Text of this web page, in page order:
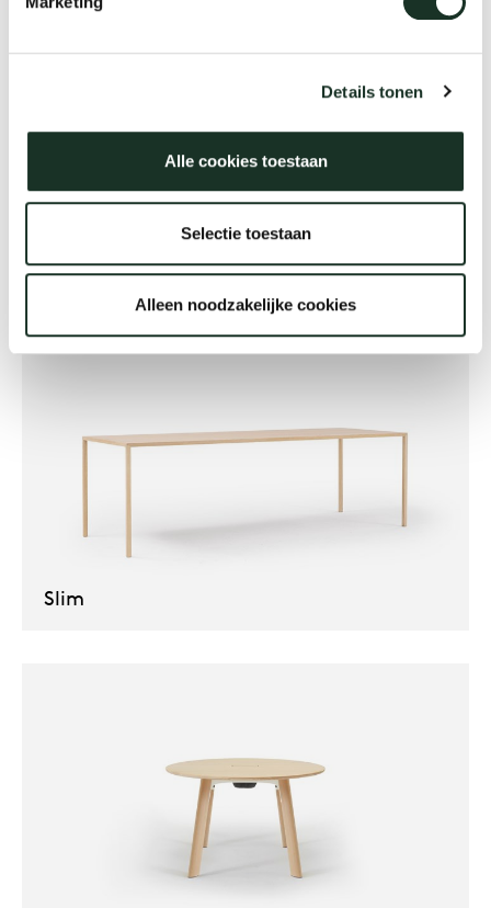
Details tonen
Alle cookies toestaan
Selectie toestaan
Alleen noodzakelijke cookies
Move
Slim